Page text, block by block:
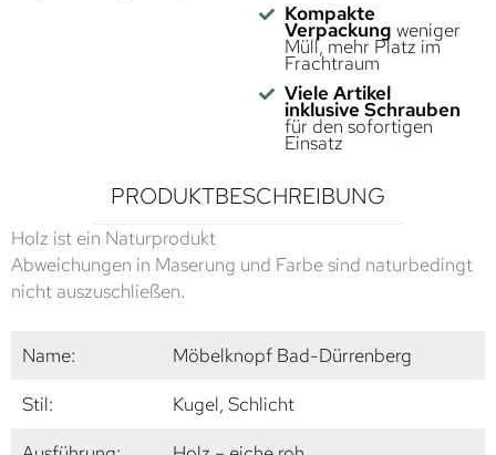
Kompakte
Verpackung weniger
Müll, mehr Platz im
Frachtraum
Viele Artikel
inklusive Schrauben
für den sofortigen
Einsatz
PRODUKTBESCHREIBUNG
Holz ist ein Naturprodukt
Abweichungen in Maserung und Farbe sind naturbedingt
nicht auszuschließen.
Name:
Möbelknopf Bad-Dürrenberg
Stil:
Kugel, Schlicht